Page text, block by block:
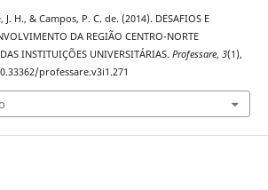
H., & Campos, P. C. de. (2014). DESAFIOS E
DA REGIÃO CENTRO-NORTE
INSTITUIÇÕES UNIVERSITÁRIAS. Professare, 3(1),
professare.v3i1.271